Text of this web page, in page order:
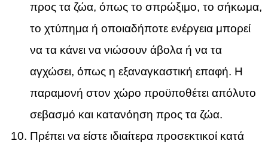
προς τα ζώα, όπως το σπρώξιμο, το σήκωμα,
το χτύπημα ή οποιαδήποτε ενέργεια μπορεί
να τα κάνει να νιώσουν άβολα ή να τα
αγχώσει, όπως η εξαναγκαστική επαφή. Η
παραμονή στον χώρο προϋποθέτει απόλυτο
σεβασμό και κατανόηση προς τα ζώα.
Πρέπει να είστε ιδιαίτερα προσεκτικοί κατά